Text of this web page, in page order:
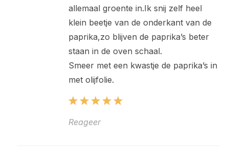
allemaal groente in.Ik snij zelf heel
klein beetje van de onderkant van de
paprika,zo blijven de paprika’s beter
staan in de oven schaal.
Smeer met een kwastje de paprika’s in
met olijfolie.
Reageer